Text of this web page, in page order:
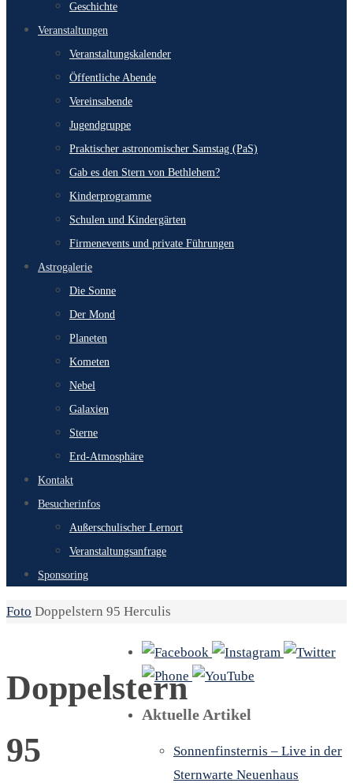
Geschichte
Veranstaltungen
Veranstaltungskalender
Öffentliche Abende
Vereinsabende
Jugendgruppe
Praktischer astronomischer Samstag (PaS)
Gab es den Stern von Bethlehem?
Kinderprogramme
Schulen und Kindergärten
Firmenevents und private Führungen
Astrogalerie
Die Sonne
Der Mond
Planeten
Kometen
Nebel
Galaxien
Sterne
Erd-Atmosphäre
Kontakt
Besucherinfos
Außerschulischer Lernort
Veranstaltungsanfrage
Sponsoring
Start
Foto Doppelstern 95 Herculis
Doppelstern
95
Aktuelle Artikel
Sonnenfinsternis – Live in der
Sternwarte Neuenhaus